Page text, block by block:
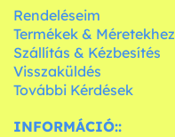
Rendeléseim
Termékek & Méretekhez
Szállítás & Kézbesítés
Visszaküldés
További Kérdések
INFORMÁCIÓ::